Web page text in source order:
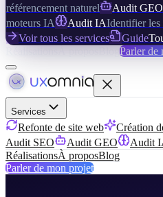
référencement naturel
Audit GEO
moteurs IA
Audit IAIdentifier les
Voir tous les services
Guide
Parler de
Services
Refonte de site web Création
Audit SEO
Audit GEO Audit
RéalisationsÀ proposBlog
Parler de mon projet